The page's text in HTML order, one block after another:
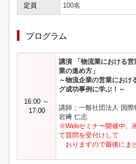
定員 100名
プログラム
16:00 ～
17:00
講演 「物流業における
業の進め方」
～物流企業の営業におけ
グ成功事例に学ぶ！～
講師：一般社団法人 国
岩﨑 仁志
※Webセミナー開催中、
て質問を受付けして
おりますので最後にま